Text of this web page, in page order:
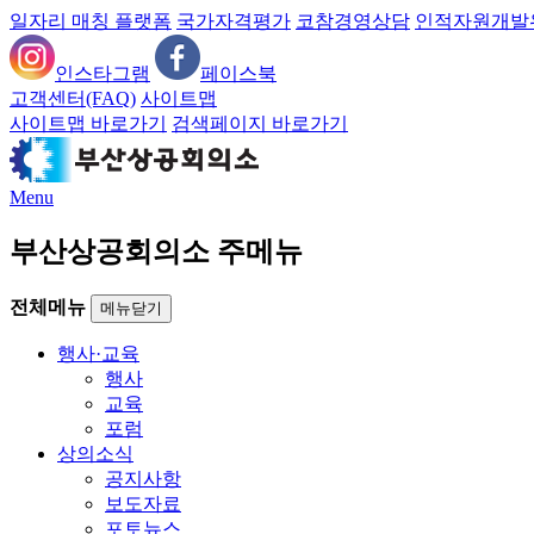
일자리 매칭 플랫폼 국가자격평가 코참경영상담 인적자원개발
인스타그램
페이스북
고객센터(FAQ) 사이트맵
사이트맵 바로가기
검색페이지 바로가기
Menu
부산상공회의소 주메뉴
전체메뉴 메뉴닫기
행사·교육
행사
교육
포럼
상의소식
공지사항
보도자료
포토뉴스